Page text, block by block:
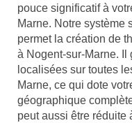
pouce significatif à
Marne. Notre système
permet la création de
à Nogent-sur-Marne.
localisées sur toutes
Marne, ce qui dote
géographique
peut aussi être réduite